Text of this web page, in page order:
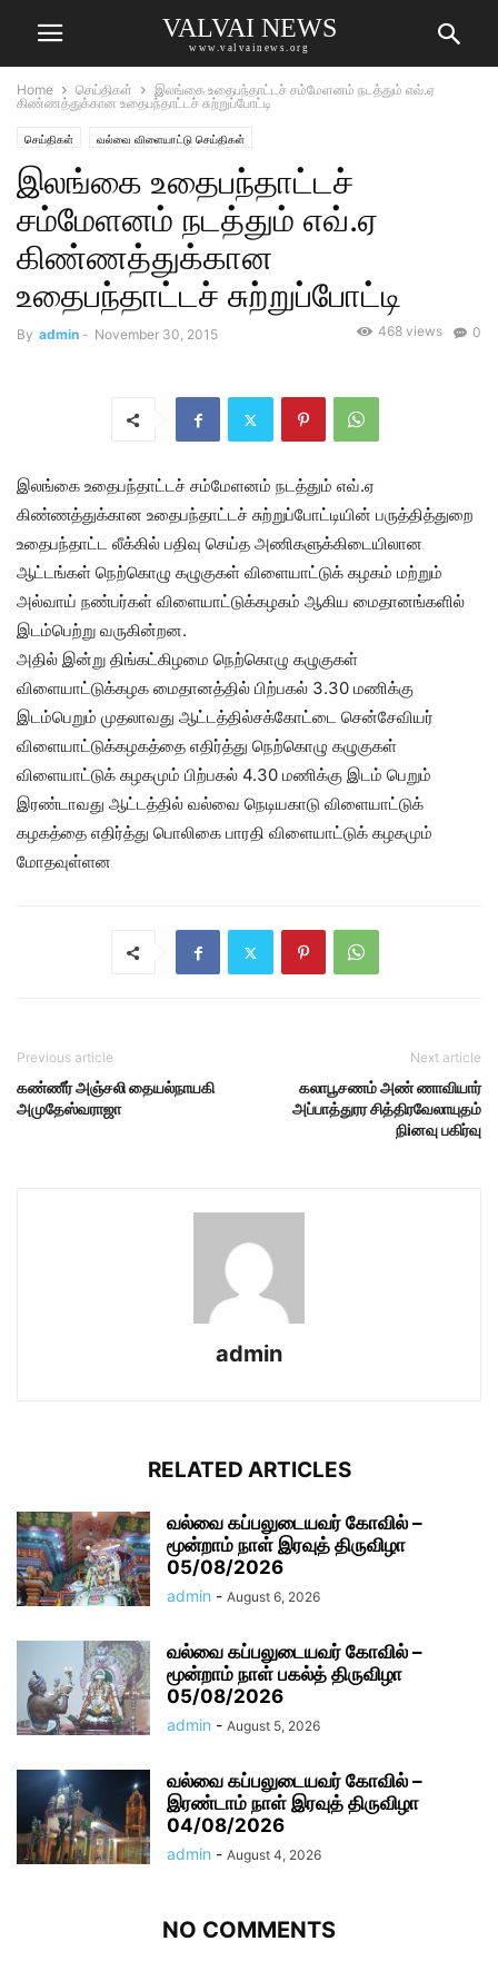
VALVAI NEWS
www.valvainews.org
Home செய்திகள்
இலங்கை உதைபந்தாட்டச் சம்மேளனம் நடத்தும் எவ்.ஏ
கிண்ணத்துக்கான உதைபந்தாட்டச் சுற்றுப்போட்டி
செய்திகள் வல்வை விளையாட்டு செய்திகள்
இலங்கை உதைபந்தாட்டச்
சம்மேளனம் நடத்தும் எவ்.ஏ
கிண்ணத்துக்கான
உதைபந்தாட்டச் சுற்றுப்போட்டி
By admin - November 30, 2015 0
468 views
இலங்கை உதைபந்தாட்டச் சம்மேளனம் நடத்தும் எவ்.ஏ
கிண்ணத்துக்கான உதைபந்தாட்டச் சுற்றுப்போட்டியின் பருத்தித்துறை
உதைபந்தாட்ட லீக்கில் பதிவு செய்த அணிகளுக்கிடையிலான
ஆட்டங்கள் நெற்கொழு கழுகுகள் விளையாட்டுக் கழகம் மற்றும்
அல்வாய் நண்பர்கள் விளையாட்டுக்கழகம் ஆகிய மைதானங்களில்
இடம்பெற்று வருகின்றன.
அதில் இன்று திங்கட்கிழமை நெற்கொழு கழுகுகள்
விளையாட்டுக்கழக மைதானத்தில் பிற்பகல் 3.30 மணிக்கு
இடம்பெறும் முதலாவது ஆட்டத்தில்சக்கோட்டை சென்சேவியர்
விளையாட்டுக்கழகத்தை எதிர்த்து நெற்கொழு கழுகுகள்
விளையாட்டுக் கழகமும் பிற்பகல் 4.30 மணிக்கு இடம் பெறும்
இரண்டாவது ஆட்டத்தில் வல்வை நெடியகாடு விளையாட்டுக்
கழகத்தை எதிர்த்து பொலிகை பாரதி விளையாட்டுக் கழகமும்
மோதவுள்ளன
Previous article
கண்ணீர் அஞ்சலி தையல்நாயகி
அமுதேஸ்வராஜா
Next article
கலாபூசணம் அண் ணாவியார்
அப்பாத்துரர சித்திரவேலாயுதம்
நிiனவு பகிர்வு
admin
RELATED ARTICLES
வல்வை கப்பலுடையவர் கோவில் –
மூன்றாம் நாள் இரவுத் திருவிழா
05/08/2026
admin - August 6, 2026
வல்வை கப்பலுடையவர் கோவில் –
மூன்றாம் நாள் பகல்த் திருவிழா
05/08/2026
admin - August 5, 2026
வல்வை கப்பலுடையவர் கோவில் –
இரண்டாம் நாள் இரவுத் திருவிழா
04/08/2026
admin - August 4, 2026
NO COMMENTS